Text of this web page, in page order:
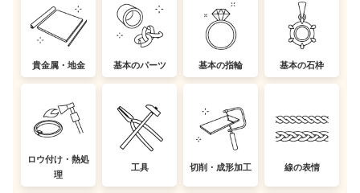
貴金属・地金 基本のパーツ 基本の指輪 基本の石枠
ロウ付け・熱処
理
工具 切削・成形加工 線の表情